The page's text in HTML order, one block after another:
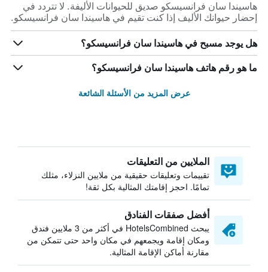
هاسيندا سان فرانسيسكو صديق للحيوانات الأليفة. لا تتردد في
إحضار حيوانك الأليف إذا كنت تقيم في هاسيندا سان فرانسيسكو.
هل يوجد مسبح في هاسيندا سان فرانسيسكو؟
ما هو رقم هاتف هاسيندا سان فرانسيسكو؟
عرض المزيد من الأسئلة الشائعة
الملايين من التعليقات
تقييمات وتعليقات حقيقية من ملايين النزلاء، مثلك
تمامًا. احجز إقامتك المثالية بكل ثقة!
أفضل صفقات الفنادق
يبحث HotelsCombined في أكثر من 3 ملايين فندق
ومكان إقامة ويجمعهم في مكان واحد حتى تتمكن من
مقارنة أماكن الإقامة المثالية.